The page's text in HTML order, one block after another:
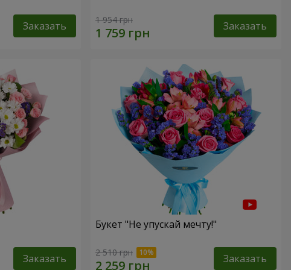
Заказать 1 954 грн Заказать
Заказать
Букет "Не упускай мечту!"
2 510 грн Заказать